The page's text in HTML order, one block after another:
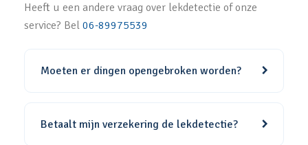
Heeft u een andere vraag over lekdetectie of onze
service? Bel 06-89975539
Moeten er dingen opengebroken worden?
Betaalt mijn verzekering de lekdetectie?